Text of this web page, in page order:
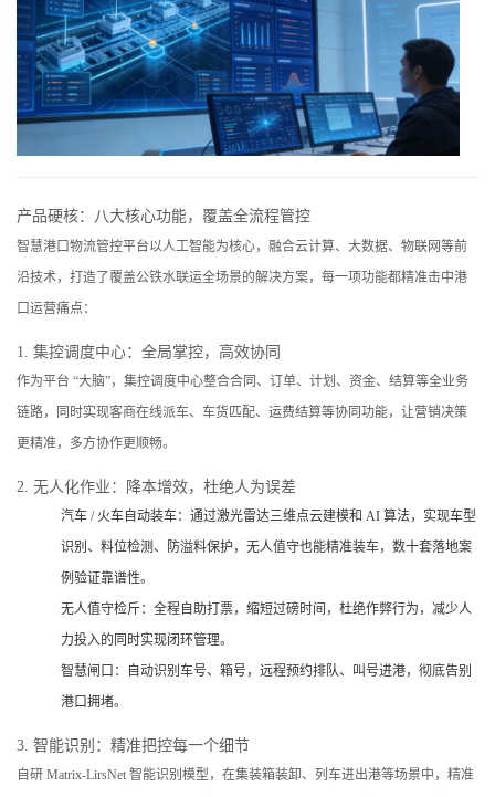
产品硬核：八大核心功能，覆盖全流程管控
智慧港口物流管控平台以人工智能为核心，融合云计算、大数据、物联网等前
沿技术，打造了覆盖公铁水联运全场景的解决方案，每一项功能都精准击中港
口运营痛点：
1. 集控调度中心：全局掌控，高效协同
作为平台 “大脑”，集控调度中心整合合同、订单、计划、资金、结算等全业务
链路，同时实现客商在线派车、车货匹配、运费结算等协同功能，让营销决策
更精准，多方协作更顺畅。
2. 无人化作业：降本增效，杜绝人为误差
汽车 / 火车自动装车：通过激光雷达三维点云建模和 AI 算法，实现车型
识别、料位检测、防溢料保护，无人值守也能精准装车，数十套落地案
例验证靠谱性。
无人值守检斤：全程自助打票，缩短过磅时间，杜绝作弊行为，减少人
力投入的同时实现闭环管理。
智慧闸口：自动识别车号、箱号，远程预约排队、叫号进港，彻底告别
港口拥堵。
3. 智能识别：精准把控每一个细节
自研 Matrix-LirsNet 智能识别模型，在集装箱装卸、列车进出港等场景中，精准